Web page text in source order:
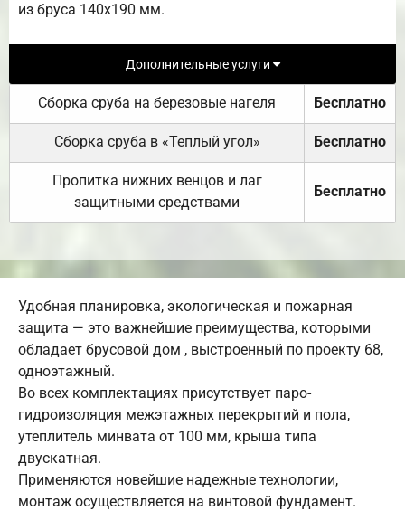
из бруса 140х190 мм.
Дополнительные услуги
Сборка сруба на березовые нагеля Бесплатно
Сборка сруба в «Теплый угол» Бесплатно
Пропитка нижних венцов и лаг
защитными средствами
Бесплатно
Удобная планировка, экологическая и пожарная
защита — это важнейшие преимущества, которыми
обладает брусовой дом , выстроенный по проекту 68,
одноэтажный.
Во всех комплектациях присутствует паро-
гидроизоляция межэтажных перекрытий и пола,
утеплитель минвата от 100 мм, крыша типа
двускатная.
Применяются новейшие надежные технологии,
монтаж осуществляется на винтовой фундамент.